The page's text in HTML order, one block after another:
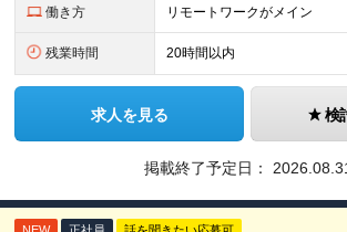
働き方 リモートワークがメイン
残業時間 20時間以内
求人を見る 検
掲載終了予定日：